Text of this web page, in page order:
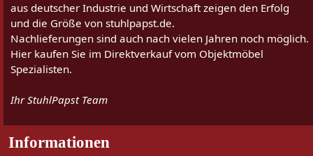
aus deutscher Industrie und Wirtschaft zeigen den Erfolg
und die Größe von stuhlpapst.de.
Nachlieferungen sind auch nach vielen Jahren noch möglich.
Hier kaufen Sie im Direktverkauf vom Objektmöbel
Spezialisten.
Ihr StuhlPapst Team
Informationen